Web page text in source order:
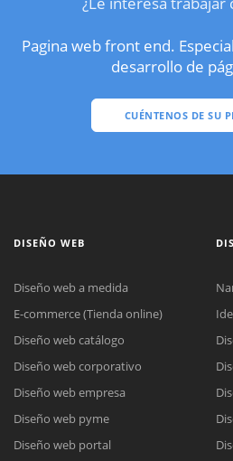
Pagina web front end.
desarrollo de
CUÉNTENOS DE SU
DISEÑO WEB
Diseño web a medida
E-commerce (Tienda online)
Diseño web catálogo
Diseño web corporativo
Diseño web empresa
Diseño web pyme
Diseño web portal